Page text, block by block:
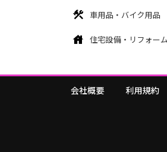
車用品・バイク用品
住宅設備・リフォーム
会社概要 利用規約